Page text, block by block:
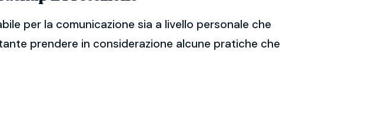
per la comunicazione sia a livello personale che
prendere in considerazione alcune pratiche che